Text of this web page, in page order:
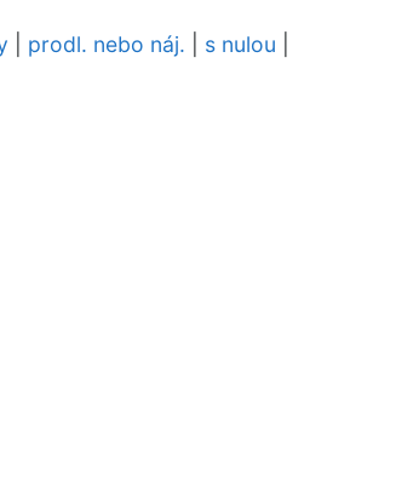
prodl. nebo náj. s nulou